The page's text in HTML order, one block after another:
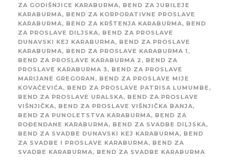
ZA GODIŠNJICE KARABURMA, BEND ZA JUBILEJE
KARABURMA, BEND ZA KORPORATIVNE PROSLAVE
KARABURMA, BEND ZA KRŠTENJA KARABURMA, BEND
ZA PROSLAVE DILJSKA, BEND ZA PROSLAVE
DUNAVSKI KEJ KARABURMA, BEND ZA PROSLAVE
KARABURMA, BEND ZA PROSLAVE KARABURMA 1 ,
BEND ZA PROSLAVE KARABURMA 2 , BEND ZA
PROSLAVE KARABURMA 3, BEND ZA PROSLAVE
MARIJANE GREGORAN , BEND ZA PROSLAVE MIJE
KOVAČEVIĆA, BEND ZA PROSLAVE PATRISA LUMUMBE ,
BEND ZA PROSLAVE URALSKA, BEND ZA PROSLAVE
VIŠNJIČKA, BEND ZA PROSLAVE VIŠNJIČKA BANJA,
BEND ZA PUNOLETSTVA KARABURMA, BEND ZA
ROĐENDANE KARABURMA, BEND ZA SVADBE DILJSKA,
BEND ZA SVADBE DUNAVSKI KEJ KARABURMA, BEND
ZA SVADBE I PROSLAVE KARABURMA, BEND ZA
SVADBE KARABURMA, BEND ZA SVADBE KARABURMA